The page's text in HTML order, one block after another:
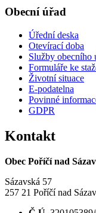
Obecní úřad
Úřední deska
Otevírací doba
Služby obecního
Formuláře ke
Životní situace
E-podatelna
Povinné
GDPR
Kontakt
Obec Poříčí nad
Sázavská 57
257 21 Poříčí nad